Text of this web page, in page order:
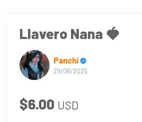
Llavero Nana 🍓
Panchi
29/06/2025
$6.00 USD